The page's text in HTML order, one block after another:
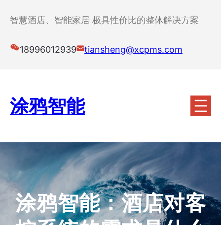
智慧酒店、智能家居 极具性价比的整体解决方案
18996012939 tiansheng@xcpms.com
涂鸦智能
涂鸦智能：酒店对客